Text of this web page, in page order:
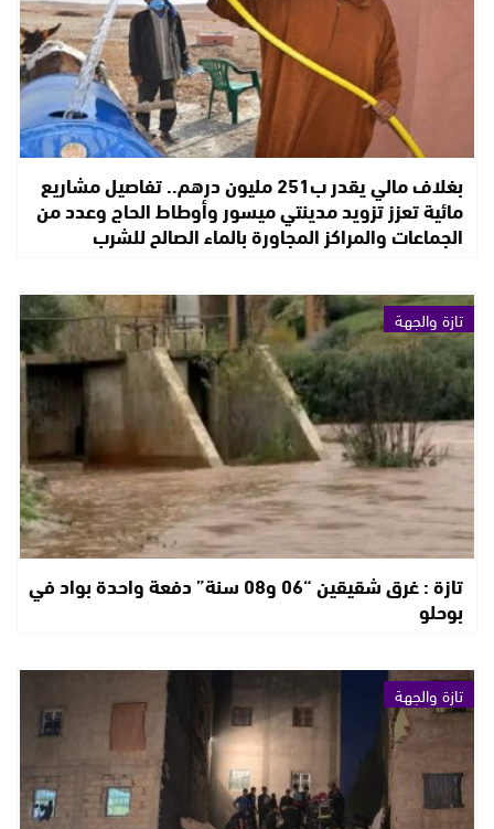
بغلاف مالي يقدر ب251 مليون درهم.. تفاصيل مشاريع
مائية تعزز تزويد مدينتي ميسور وأوطاط الحاج وعدد من
الجماعات والمراكز المجاورة بالماء الصالح للشرب
تازة والجهة
تازة : غرق شقيقين “06 و08 سنة” دفعة واحدة بواد في
بوحلو
تازة والجهة